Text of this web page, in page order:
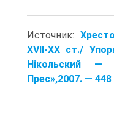
Источник:
XVII-XX ст./
Нікольский —
Прес»,2007. — 448